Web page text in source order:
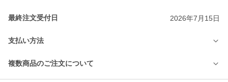
最終注文受付日 2026年7月15日
支払い方法
複数商品のご注文について